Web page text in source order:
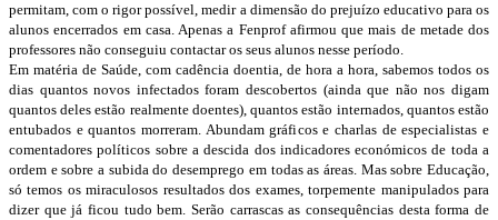
permitam, com o rigor possível, medir a dimensão do prejuízo educativo para os
alunos encerrados em casa. Apenas a Fenprof afirmou que mais de metade dos
professores não conseguiu contactar os seus alunos nesse período.
Em matéria de Saúde, com cadência doentia, de hora a hora, sabemos todos os
dias quantos novos infectados foram descobertos (ainda que não nos digam
quantos deles estão realmente doentes), quantos estão internados, quantos estão
entubados e quantos morreram. Abundam gráficos e charlas de especialistas e
comentadores políticos sobre a descida dos indicadores económicos de toda a
ordem e sobre a subida do desemprego em todas as áreas. Mas sobre Educação,
só temos os miraculosos resultados dos exames, torpemente manipulados para
dizer que já ficou tudo bem. Serão carrascas as consequências desta forma de